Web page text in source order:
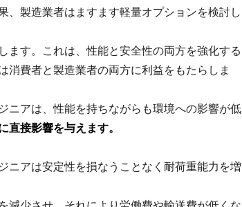
、製造業者はますます軽量オプションを検討し
ます。これは、性能と安全性の両方を強化する
費者と製造業者の両方に利益をもたらしま
ニアは、性能を持ちながらも環境への影響が低
接影響を与えます。
ニアは安定性を損なうことなく耐荷重能力を増